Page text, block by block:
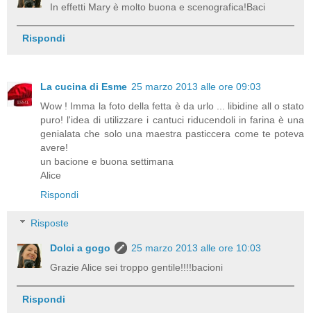
In effetti Mary è molto buona e scenografica!Baci
Rispondi
La cucina di Esme 25 marzo 2013 alle ore 09:03
Wow ! Imma la foto della fetta è da urlo ... libidine all o stato
puro! l'idea di utilizzare i cantuci riducendoli in farina è una
genialata che solo una maestra pasticcera come te poteva
avere!
un bacione e buona settimana
Alice
Rispondi
Risposte
Dolci a gogo
25 marzo 2013 alle ore 10:03
Grazie Alice sei troppo gentile!!!!bacioni
Rispondi